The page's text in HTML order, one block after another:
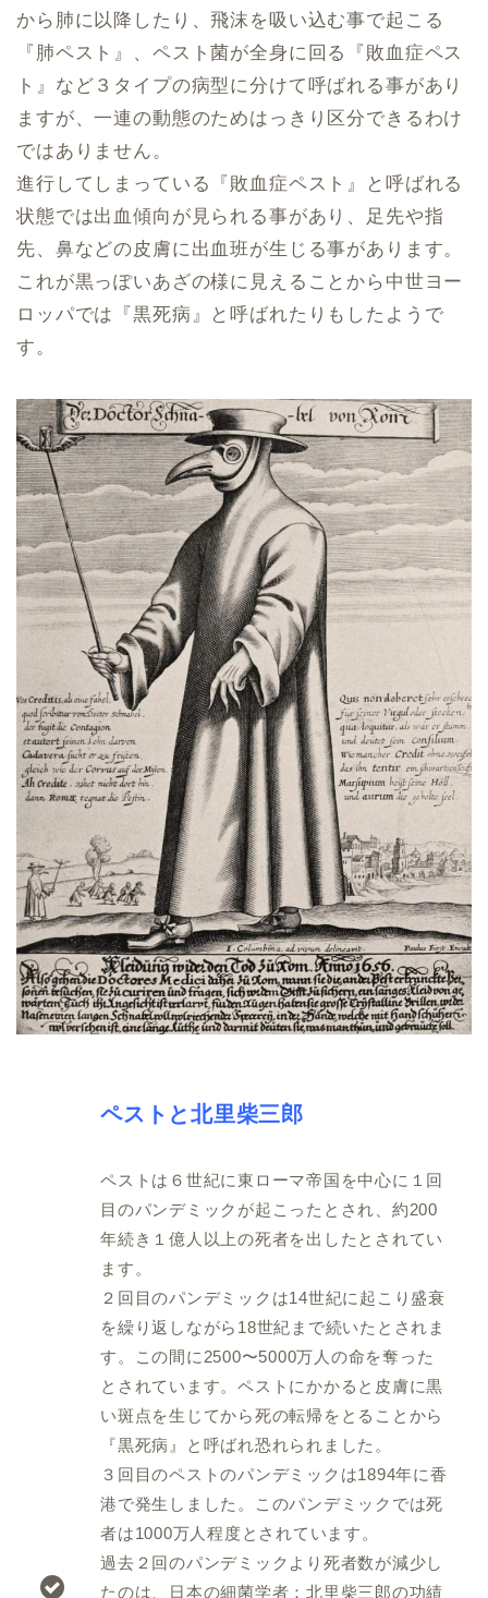
から肺に以降したり、飛沫を吸い込む事で起こる
『肺ペスト』、ペスト菌が全身に回る『敗血症ペス
ト』など３タイプの病型に分けて呼ばれる事があり
ますが、一連の動態のためはっきり区分できるわけ
ではありません。
進行してしまっている『敗血症ペスト』と呼ばれる
状態では出血傾向が見られる事があり、足先や指
先、鼻などの皮膚に出血班が生じる事があります。
これが黒っぽいあざの様に見えることから中世ヨー
ロッパでは『黒死病』と呼ばれたりもしたようで
す。
ペストと北里柴三郎
ペストは６世紀に東ローマ帝国を中心に１回
目のパンデミックが起こったとされ、約200
年続き１億人以上の死者を出したとされてい
ます。
２回目のパンデミックは14世紀に起こり盛衰
を繰り返しながら18世紀まで続いたとされま
す。この間に2500〜5000万人の命を奪った
とされています。ペストにかかると皮膚に黒
い斑点を生じてから死の転帰をとることから
『黒死病』と呼ばれ恐れられました。
３回目のペストのパンデミックは1894年に香
港で発生しました。このパンデミックでは死
者は1000万人程度とされています。
過去２回のパンデミックより死者数が減少し
たのは、日本の細菌学者：北里柴三郎の功績